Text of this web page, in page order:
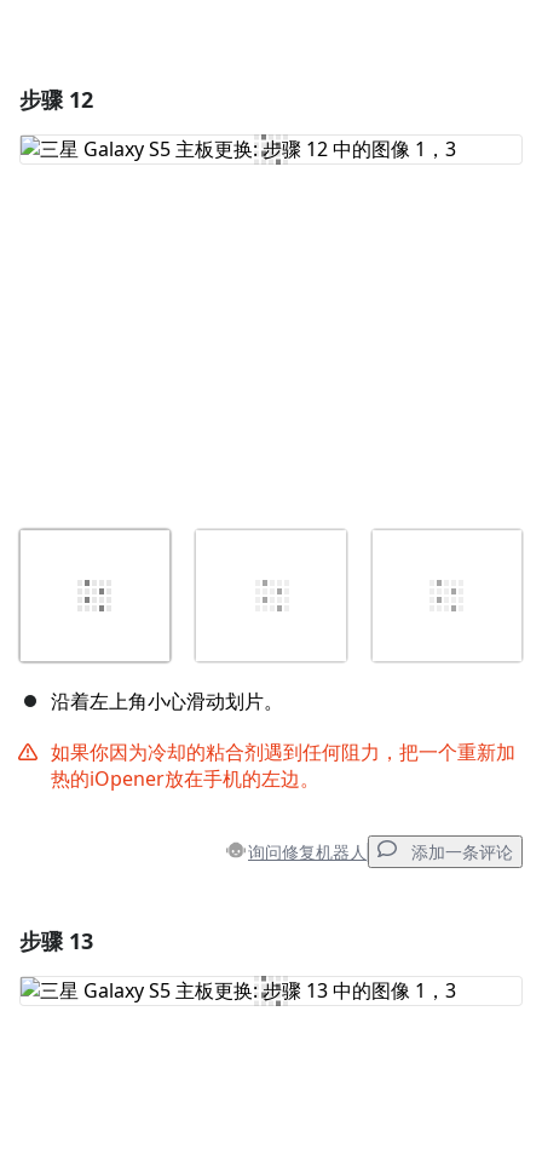
步骤 12
沿着左上角小心滑动划片。
如果你因为冷却的粘合剂遇到任何阻力，把一个重新加
热的iOpener放在手机的左边。
询问修复机器人 添加一条评论
添加评论
步骤 13